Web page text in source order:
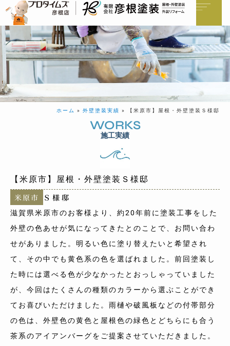
ホーム » 外壁塗装実績 » 【米原市】屋根・外壁塗装Ｓ様邸
WORKS
施工実績
【米原市】屋根・外壁塗装Ｓ様邸
米原市 Ｓ様邸
滋賀県米原市のお客様より、約20年前に塗装工事をした
外壁の色あせが気になってきたとのことで、お問い合わ
せがありました。明るい色に塗り替えたいと希望され
て、その中でも黄色系の色を選ばれました。前回塗装し
た時には選べる色が少なかったとおっしゃっていました
が、今回はたくさんの種類のカラーから選ぶことができ
てお喜びいただけました。雨樋や破風板などの付帯部分
の色は、外壁色の黄色と屋根色の緑色とどちらにも合う
茶系のアイアンバーグをご提案させていただきました。